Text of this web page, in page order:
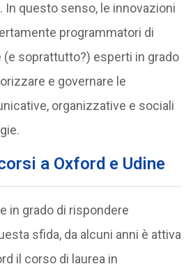
In questo senso, le innovazioni
programmatori di
soprattutto?) esperti in grado
e governare le
organizzative e sociali
a Oxford e Udine
in grado di rispondere
sfida, da alcuni anni è attiva
il corso di laurea in